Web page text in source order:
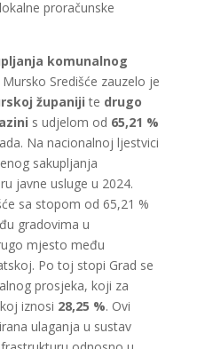
proračunske
komunalnog
Mursko Središće zauzelo je
županiji te drugo
s udjelom od 65,21 %
Na nacionalnoj ljestvici
sakupljanja
javne usluge u 2024.
sa stopom od 65,21 %
gradovima u
mjesto među
Po toj stopi Grad se
prosjeka, koji za
iznosi 28,25 %. Ovi
ulaganja u sustav